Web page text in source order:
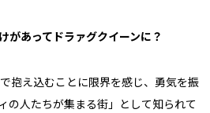
があってドラァグクイーンに？
抱え込むことに限界を感じ、勇気を振
の人たちが集まる街」として知られて